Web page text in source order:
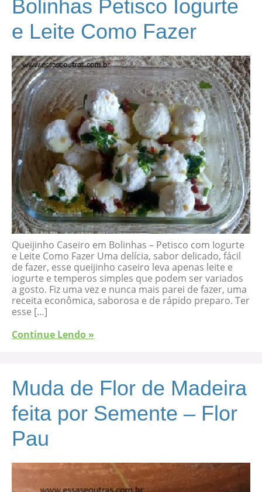
Bolinhas Petisco Iogurte
e Leite Como Fazer
Queijinho Caseiro em Bolinhas – Petisco com Iogurte
e Leite Como Fazer Uma delícia, sabor delicado, fácil
de fazer, esse queijinho caseiro leva apenas leite e
iogurte e temperos simples que podem ser variados
a gosto. Fiz uma vez e nunca mais parei de fazer, uma
receita econômica, saborosa e de rápido preparo. Ter
esse […]
Continue Lendo »
Muda de Flor de Madeira
feita por Semente – Flor
Pau